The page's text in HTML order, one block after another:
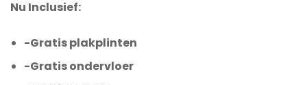
Nu Inclusief:
-Gratis plakplinten
-Gratis ondervloer